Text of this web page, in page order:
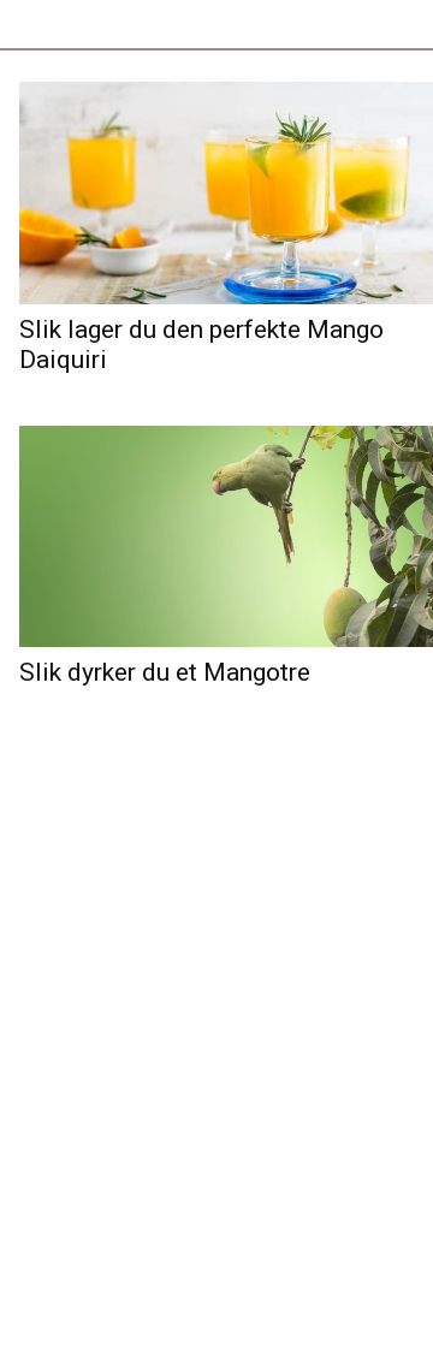
Slik lager du den perfekte Mango
Daiquiri
Slik dyrker du et Mangotre